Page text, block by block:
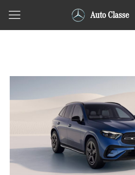
Auto Classe